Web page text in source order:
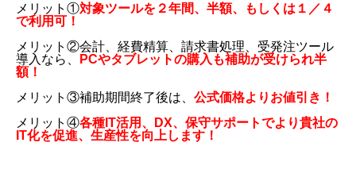
メリット①対象ツールを２年間、半額、もしくは１／４
で利用可！
メリット②会計、経費精算、請求書処理、受発注ツール
導入なら、
PCやタブレットの購入も補助が受けられ半
額！
メリット③補助期間終了後は、 公式価格よりお値引き！
メリット④各種IT活用、DX、保守サポートでより貴社の
IT化を促進、生産性を向上します！